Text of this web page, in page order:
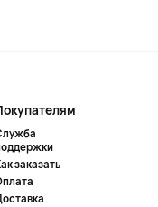
заказать